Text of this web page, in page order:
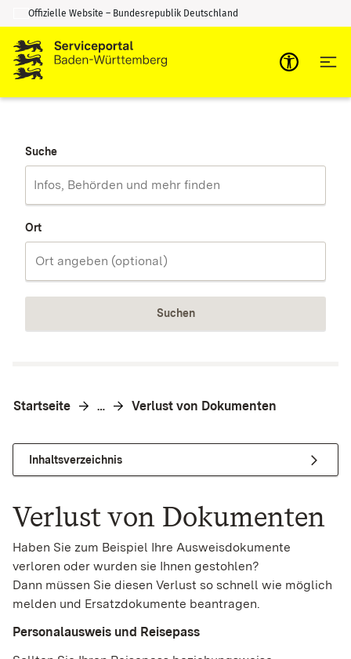
Zum Inhalt springen
Zur Suche springen
Offizielle Website – Bundesrepublik Deutschland
Suche
Ort
Suchen
Startseite … Verlust von Dokumenten
Inhaltsverzeichnis
Verlust von Dokumenten
Haben Sie zum Beispiel Ihre Ausweisdokumente
verloren oder wurden sie Ihnen gestohlen?
Dann müssen Sie diesen Verlust so schnell wie möglich
melden und Ersatzdokumente beantragen.
Personalausweis und Reisepass